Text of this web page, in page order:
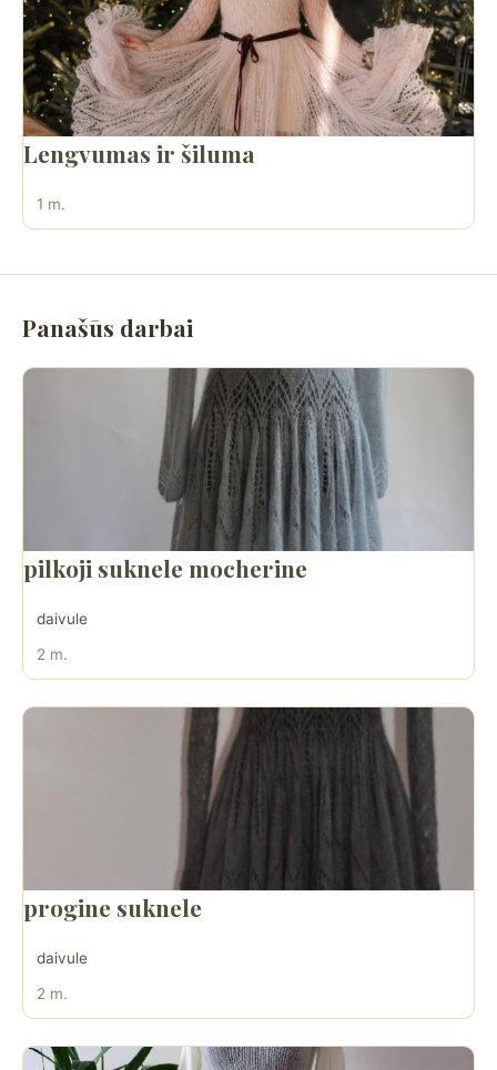
Lengvumas ir šiluma
1 m.
Panašūs darbai
pilkoji suknele mocherine
daivule
2 m.
progine suknele
daivule
2 m.